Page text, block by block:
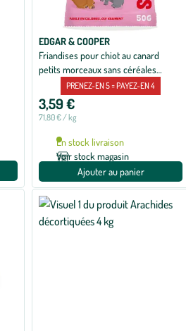
EDGAR & COOPER
Friandises pour chiot au canard
petits morceaux sans céréales
Edgard & Cooper Bonbons - 50 g
PRENEZ-EN 5 = PAYEZ-EN 4
3,59 €
71,80 € / kg
En stock livraison
Voir stock magasin
Ajouter au panier